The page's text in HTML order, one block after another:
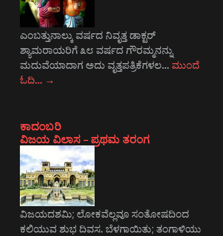
ಎಂಬತ್ತುನಾಲ್ಕು ವರ್ಷದ ನಿವೃತ್ತ ಡಾಕ್ಟರ್
ಶ್ಯಾಮರಾಯರಿಗೆ ೩೮ ವರ್ಷದ ಗೌರಮ್ಮನನ್ನು
ಮದುವೆಯಾದಾಗ ಅದು ವೃತ್ತಪತ್ರಿಕೆಗಳಲ… ಮುಂದೆ
ಓದಿ… →
ಕಾದಂಬರಿ
ವಿಜಯ ವಿಲಾಸ – ಪ್ರಥಮ ತರಂಗ
ವಿಜಯದಶಮಿ; ಲೋಕವೆಲ್ಲವೂ ಸಂತೋಷದಿಂದ
ಕಲಿಯುವ ಶುಭ ದಿವಸ. ಬೆಳಗಾಯಿತು; ತಂಗಾಳಿಯು